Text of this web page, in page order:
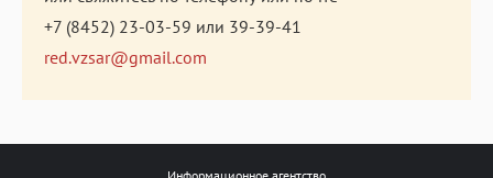
+7 (8452) 23-03-59 или 39-39-41
red.vzsar@gmail.com